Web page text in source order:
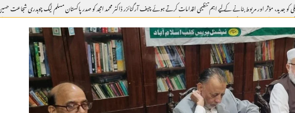
جدید، مؤثر اور مربوط بنانے کے لیے اہم تنظیمی اقدامات کرتے ہوئے چیف آرگنائزر ڈاکٹر محمد امجد کو صدر پاکستان مسلم لیگ چوہدری شجاعت
اٹک میں یومِ شہدائے پولیس، یادگارِ شہداء پر سلامی،
کشمیریوں کے حقِ خودارادیت کی حمایت کا اعادہ برسلز: مسئلہ کشمیر کو عالمی سطح پر اجاگر کرتے رہیں گے، یومِ استحصال کشمیر کانفرنس